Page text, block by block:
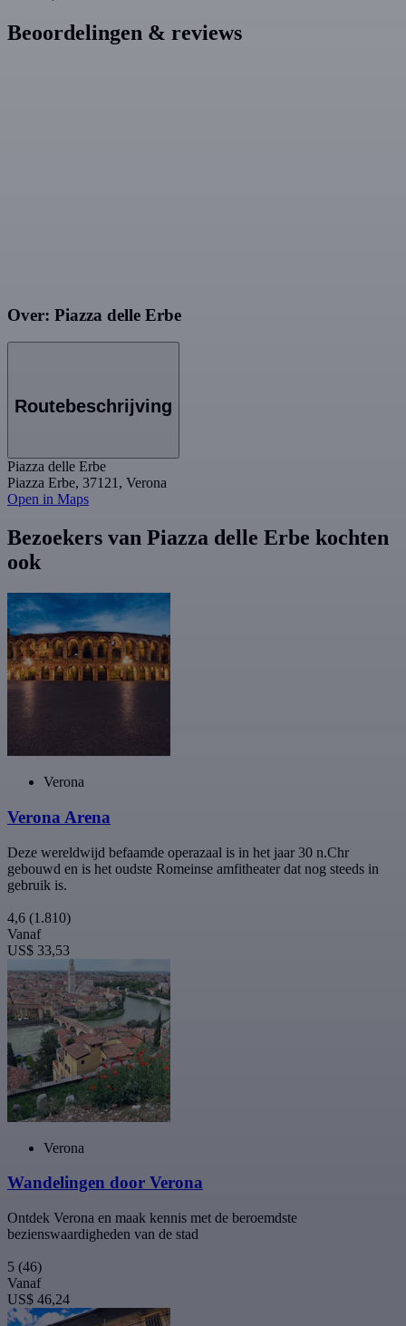
Beoordelingen & reviews
Over: Piazza delle Erbe
Routebeschrijving
Piazza delle Erbe
Piazza Erbe, 37121, Verona
Open in Maps
Bezoekers van Piazza delle Erbe kochten
ook
Verona
Verona Arena
Deze wereldwijd befaamde operazaal is in het jaar 30 n.Chr
gebouwd en is het oudste Romeinse amfitheater dat nog steeds in
gebruik is.
4,6 (1.810)
Vanaf
US$ 33,53
Verona
Wandelingen door Verona
Ontdek Verona en maak kennis met de beroemdste
bezienswaardigheden van de stad
5 (46)
Vanaf
US$ 46,24